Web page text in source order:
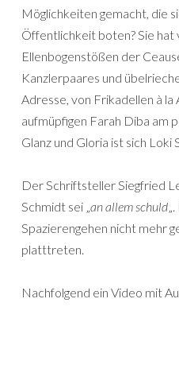
Möglichkeiten gemacht, die
Öffentlichkeit boten? Sie hat
Ellenbogenstößen der
Kanzlerpaares und
Adresse, von Frikadellen à la
aufmüpfigen Farah Diba am
Glanz und Gloria ist sich
Der Schriftsteller Siegfried
Schmidt sei „an allem schuld
Spazierengehen nicht mehr
platttreten.
Nachfolgend ein Video mit